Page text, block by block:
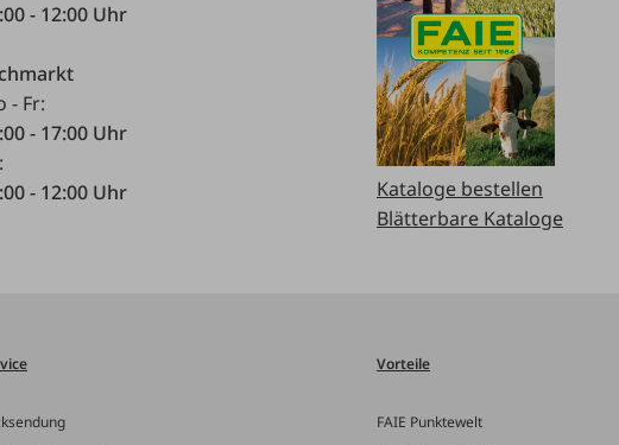
- 12:00 Uhr
- Fr:
- 17:00 Uhr
- 12:00 Uhr
Kataloge bestellen
Blätterbare Kataloge
Vorteile
FAIE Punktewelt